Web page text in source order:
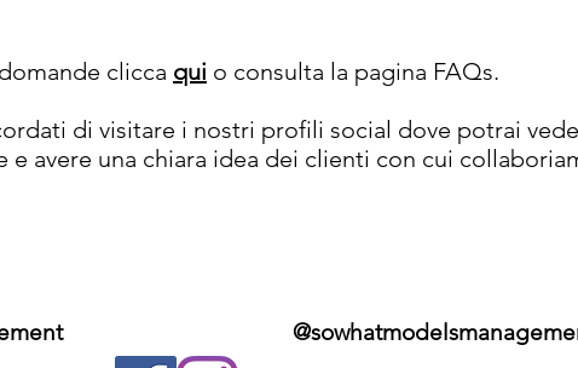
clicca qui o consulta la pagina FAQs.
di visitare i nostri profili social dove potrai
avere una chiara idea dei clienti con cui